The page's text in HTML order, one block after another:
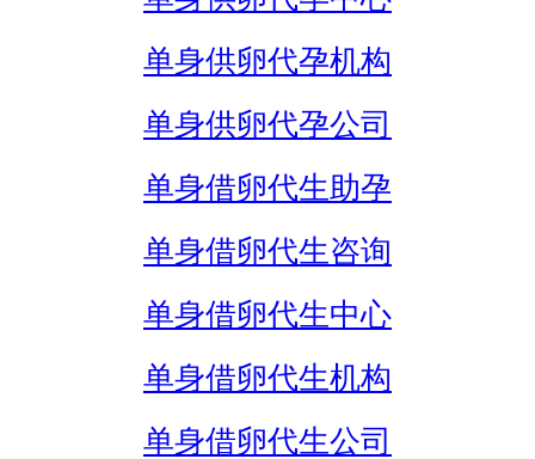
单身供卵代孕机构
单身供卵代孕公司
单身借卵代生助孕
单身借卵代生咨询
单身借卵代生中心
单身借卵代生机构
单身借卵代生公司